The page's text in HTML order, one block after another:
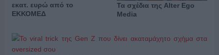
εκατ. ευρώ από το
ΕΚΚΟΜΕΔ
Τα σχέδια της Alter Ego
Media